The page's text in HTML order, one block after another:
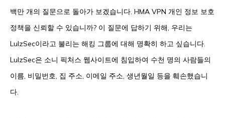
백만 개의 질문으로 돌아가 보겠습니다. HMA VPN 개인 정보 보호
정책을 신뢰할 수 있습니까? 이 질문에 답하기 위해, 우리는
LulzSec이라고 불리는 해킹 그룹에 대해 명확히 하고 싶습니다.
LulzSec은 소니 픽처스 웹사이트에 침입하여 수천 명의 사람들의
이름, 비밀번호, 집 주소, 이메일 주소, 생년월일 등을 훼손했습니
다.